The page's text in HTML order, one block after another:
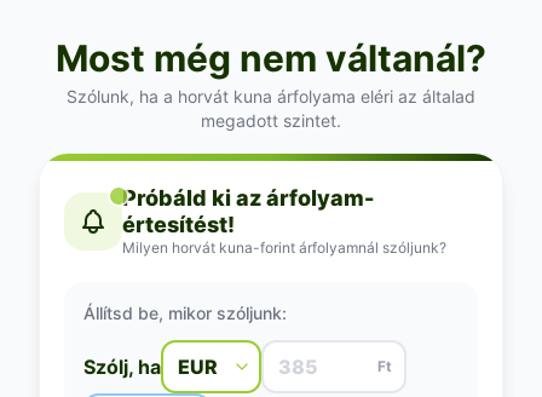
Most még nem váltanál?
Szólunk, ha a horvát kuna árfolyama eléri az általad
megadott szintet.
Próbáld ki az árfolyam-
értesítést!
Milyen horvát kuna-forint árfolyamnál szóljunk?
Állítsd be, mikor szóljunk:
Szólj, ha Ft